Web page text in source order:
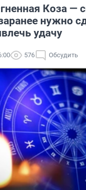
Коза —
нужно
удачу
576 Обсудить